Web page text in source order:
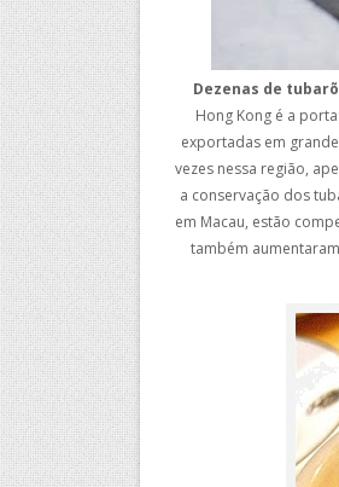
Dezenas de
Hong Kong é a
exportadas em
vezes nessa região,
a conservação dos
em Macau, estão
também